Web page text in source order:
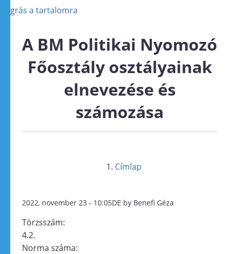
Ugrás a tartalomra
A BM Politikai Nyomozó
Főosztály osztályainak
elnevezése és
számozása
Címlap
2022, november 23 - 10:05DE by Benefi Géza
Törzsszám:
4.2.
Norma száma: